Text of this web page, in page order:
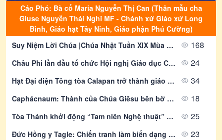
Cáo Phó: Bà cố Maria Nguyễn Thị Can (Thân mẫu cha
Giuse Nguyễn Thái Nghĩ MF - Chánh xứ Giáo xứ Long
Bình, Giáo hạt Tây Ninh, Giáo phận Phú Cường)
Suy Niệm Lời Chúa |Chúa Nhật Tuần XIX Mùa Thường Niên - Năm A| Mt 14,22-33 | Lm Alfonso Nguyễn Quang Hiển-Gp Phú Cường
168
Châu Phi lần đầu tổ chức Hội nghị Giáo dục Công giáo cấp châu lục 24
Hạt Đại diện Tông tòa Calapan trở thành giáo phận sau gần 90 năm truyền giáo 34
Caphácnaum: Thành của Chúa Giêsu bên bờ hồ Galilê 18
Tòa Thánh khởi động “Tam niên Nghệ thuật” các Đại học Công giáo 25
Đức Hồng y Tagle: Chiến tranh làm biến dạng thế giới 23